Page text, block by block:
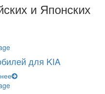
и Японских
для KIA